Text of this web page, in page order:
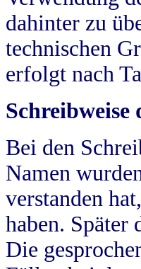
dahinter zu
technischen
erfolgt nach
Schreibweise
Bei den
Namen
verstanden
haben. Später
Die